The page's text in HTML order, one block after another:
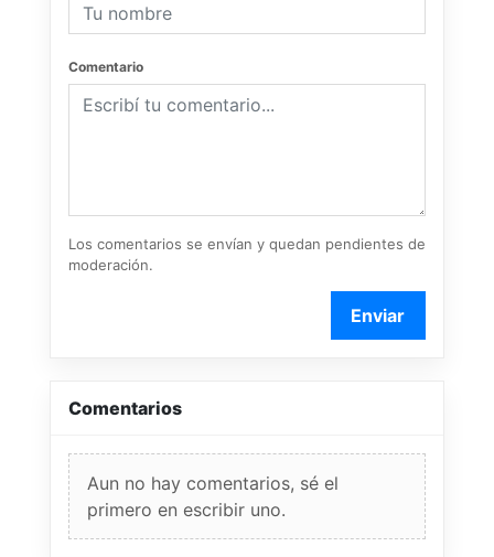
Comentario
Los comentarios se envían y quedan pendientes de
moderación.
Enviar
Comentarios
Aun no hay comentarios, sé el
primero en escribir uno.